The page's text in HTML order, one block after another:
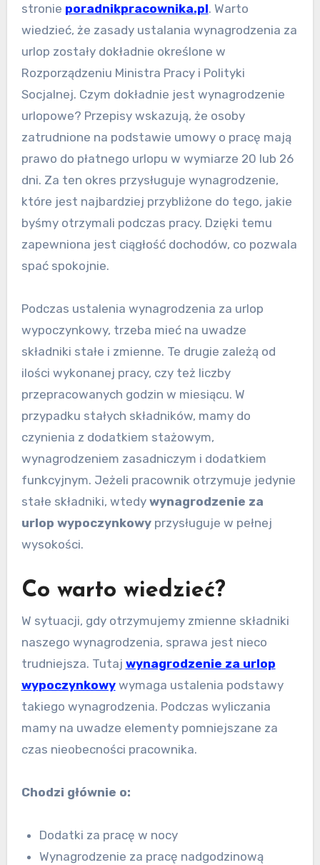
stronie poradnikpracownika.pl. Warto
wiedzieć, że zasady ustalania wynagrodzenia za
urlop zostały dokładnie określone w
Rozporządzeniu Ministra Pracy i Polityki
Socjalnej. Czym dokładnie jest wynagrodzenie
urlopowe? Przepisy wskazują, że osoby
zatrudnione na podstawie umowy o pracę mają
prawo do płatnego urlopu w wymiarze 20 lub 26
dni. Za ten okres przysługuje wynagrodzenie,
które jest najbardziej przybliżone do tego, jakie
byśmy otrzymali podczas pracy. Dzięki temu
zapewniona jest ciągłość dochodów, co pozwala
spać spokojnie.
Podczas ustalenia wynagrodzenia za urlop
wypoczynkowy, trzeba mieć na uwadze
składniki stałe i zmienne. Te drugie zależą od
ilości wykonanej pracy, czy też liczby
przepracowanych godzin w miesiącu. W
przypadku stałych składników, mamy do
czynienia z dodatkiem stażowym,
wynagrodzeniem zasadniczym i dodatkiem
funkcyjnym. Jeżeli pracownik otrzymuje jedynie
stałe składniki, wtedy wynagrodzenie za
urlop wypoczynkowyprzysługuje w pełnej
wysokości.
Co warto wiedzieć?
W sytuacji, gdy otrzymujemy zmienne składniki
naszego wynagrodzenia, sprawa jest nieco
trudniejsza. Tutaj wynagrodzenie za urlop
wypoczynkowy wymaga ustalenia podstawy
takiego wynagrodzenia. Podczas wyliczania
mamy na uwadze elementy pomniejszane za
czas nieobecności pracownika.
Chodzi głównie o:
Dodatki za pracę w nocy
Wynagrodzenie za pracę nadgodzinową